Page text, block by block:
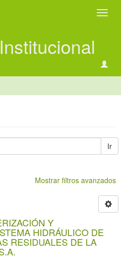
Ir
Mostrar filtros avanzados
Y
HIDRÁULICO DE
RESIDUALES DE LA